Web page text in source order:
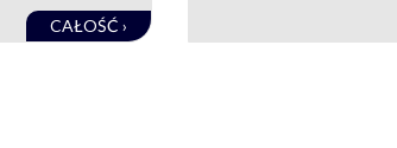
CAŁOŚĆ ›